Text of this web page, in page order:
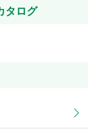
タログ